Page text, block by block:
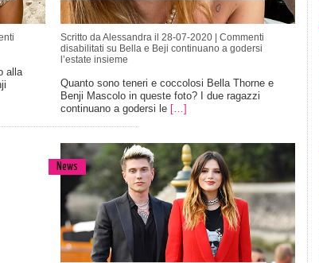
alla
Scritto da Alessandra il 28-07-2020 | Commenti
disabilitati su Bella e Beji continuano a godersi
l’estate insieme
Quanto sono teneri e coccolosi Bella Thorne e
Benji Mascolo in queste foto? I due ragazzi
continuano a godersi le […]
News